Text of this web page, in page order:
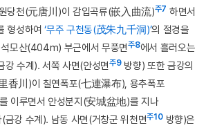
당천(元唐川)이 감입곡류(嵌入曲流)주7 하면서
형성하여‘무주 구천동(茂朱九千洞)’의 절경을
모산(404m) 부근에서 무풍면주8에서 흘러오는
강 수계). 서쪽 사면(안성면주9방향) 또한 금강의
香川)이 칠연폭포(七連瀑布), 용추폭포
이루면서 안성분지(安城盆地)를 지나
금강 수계). 남동 사면(거창군 위천면주10방향)은